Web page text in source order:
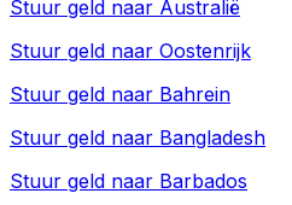
Stuur geld naar Australië
Stuur geld naar Oostenrijk
Stuur geld naar Bahrein
Stuur geld naar Bangladesh
Stuur geld naar Barbados